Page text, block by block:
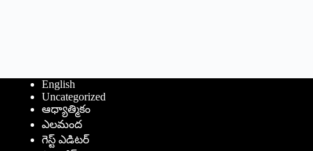
English
Uncategorized
ఆధ్యాత్మికం
ఎలమంద
గెస్ట్ ఎడిటర్